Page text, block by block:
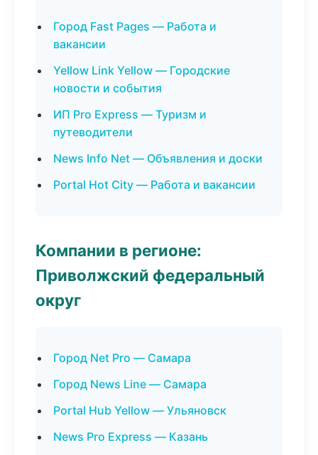
Город Fast Pages — Работа и
вакансии
Yellow Link Yellow — Городские
новости и события
ИП Pro Express — Туризм и
путеводители
News Info Net — Объявления и доски
Portal Hot City — Работа и вакансии
Компании в регионе:
Приволжский федеральный
округ
Город Net Pro — Самара
Город News Line — Самара
Portal Hub Yellow — Ульяновск
News Pro Express — Казань